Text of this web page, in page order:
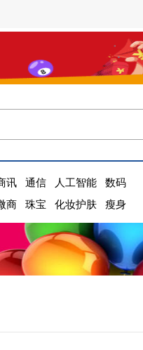
讯 通信 人工智能
数码
商 珠宝 化妆护肤 瘦身